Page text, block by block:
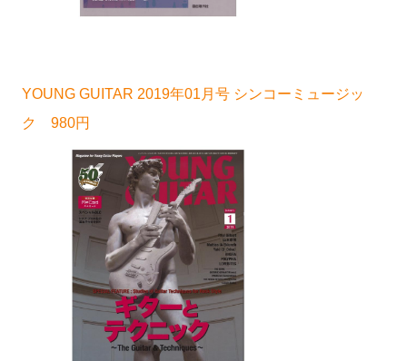
YOUNG GUITAR 2019年01月号 シンコーミュージッ
ク 980円